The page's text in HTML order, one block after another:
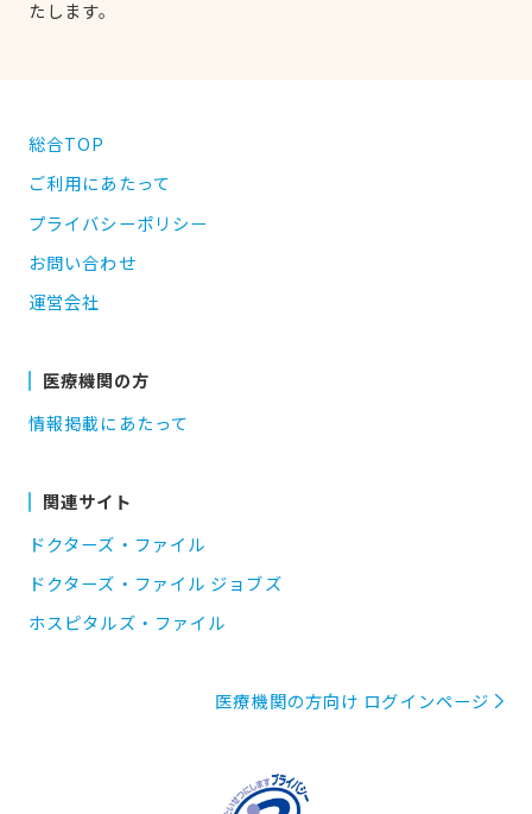
たします。
総合TOP
ご利用にあたって
プライバシーポリシー
お問い合わせ
運営会社
医療機関の方
情報掲載にあたって
関連サイト
ドクターズ・ファイル
ドクターズ・ファイル ジョブズ
ホスピタルズ・ファイル
医療機関の方向け ログインページ